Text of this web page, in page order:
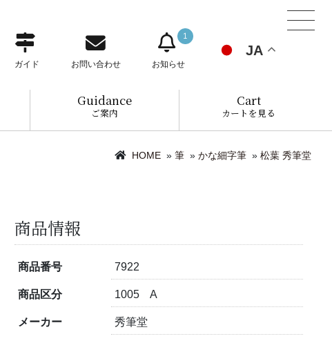
ガイド お問い合わせ
1
お知らせ
JA
Guidance
ご案内
Cart
カートを見る
HOME » 筆 » かな細字筆 » 松葉 秀筆堂
商品情報
商品番号 7922
商品区分 1005 A
メーカー 秀筆堂